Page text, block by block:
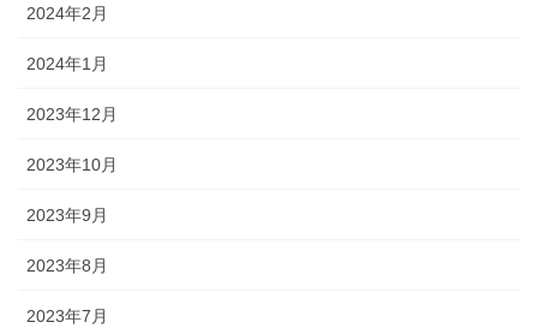
2024年2月
2024年1月
2023年12月
2023年10月
2023年9月
2023年8月
2023年7月